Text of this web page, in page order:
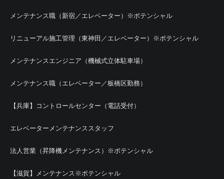
メンテナンス職（新宿／エレベーター）※ポテンシャル
リニューアル施工管理（東神田／エレベーター）※ポテンシャル
メンテナンスエンジニア（機械式立体駐車場）
メンテナンス職（エレベーター／板橋区勤務）
【兵庫】コントロールセンター（電話受付）
エレベーターメンテナンススタッフ
法人営業（昇降機メンテナンス）※ポテンシャル
【滋賀】メンテナンス※ポテンシャル